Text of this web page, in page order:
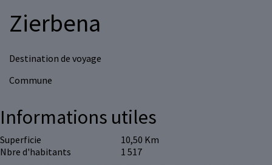
Zierbena
Destination de voyage
Commune
Informations utiles
Superficie
10,50 Km
Nbre d'habitants
1 517